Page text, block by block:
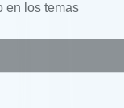
en los temas